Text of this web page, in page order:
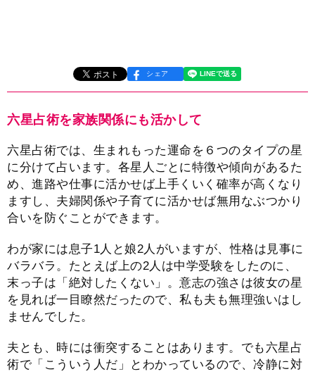
シェア
六星占術を家族関係にも活かして
六星占術では、生まれもった運命を６つのタイプの星
に分けて占います。各星人ごとに特徴や傾向があるた
め、進路や仕事に活かせば上手くいく確率が高くなり
ますし、夫婦関係や子育てに活かせば無用なぶつかり
合いを防ぐことができます。
わが家には息子1人と娘2人がいますが、性格は見事に
バラバラ。たとえば上の2人は中学受験をしたのに、
末っ子は「絶対したくない」。意志の強さは彼女の星
を見れば一目瞭然だったので、私も夫も無理強いはし
ませんでした。
夫とも、時には衝突することはあります。でも六星占
術で「こういう人だ」とわかっているので、冷静に対